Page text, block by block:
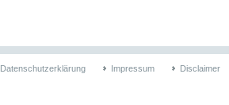
Datenschutzerklärung Impressum Disclaimer